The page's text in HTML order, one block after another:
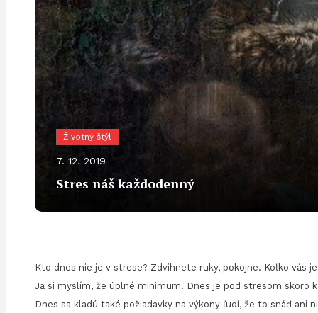
Životný štýl
7. 12. 2019
Stres náš každodenný
Kto dnes nie je v strese? Zdvihnete ruky, pokojne. Koľko vás
Ja si myslím, že úplné minimum. Dnes je pod stresom skoro
Dnes sa kladú také požiadavky na výkony ľudí, že to snáď